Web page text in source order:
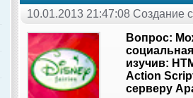
10.01.2013 21:47:08 Создание
Вопрос:
изучив:
Action
серверу